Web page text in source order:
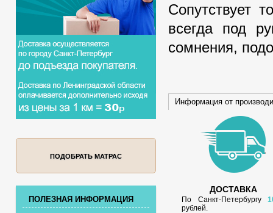
Сопутствует
всегда под
сомнения,
Информация от
ДОСТАВКА
По Санкт-Петербургу
рублей.
ПОДОБРАТЬ МАТРАС
ПОЛЕЗНАЯ ИНФОРМАЦИЯ